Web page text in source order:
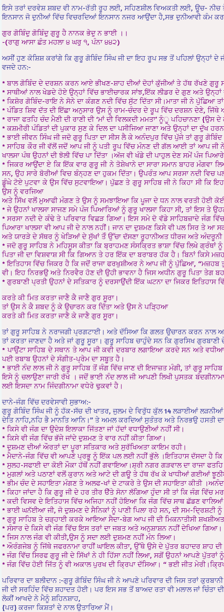
ਇਸੇ ਤਰਾਂ ਦਰਵੇਸ਼ ਸ਼ਬਦ ਵੀ ਨਾਮ-ਰੱਤੀ ਰੂਹ ਲਈ, ਸਹਿਣਸ਼ੀਲ ਵਿਅਕਤੀ ਲਈ, ਊਚ-
ਇਨਸਾਨ ਜੋ ਦੁਨੀਆਂ ਵਿੱਚ ਵਿਚਰਦਿਆਂ ਇਨਸਾਨ ਨਜਰ ਆਉਂਦਾ ਹੈ,ਸਭ ਦੁਨੀਆਵੀ ਕੰਮ
ਗੁਰ ਗੋਬਿੰਦੁ ਗੋਬਿੰਦੁ ਗੁਰੂ ਹੈ ਨਾਨਕ ਭੇਦੁ ਨ ਭਾਈ ।।
-(ਰਾਗੁ ਆਸਾ ਛੰਤ ਮਹਲਾ ੪ ਘਰੁ ੧, ਪੰਨਾ ੪੪੨)
ਅਸੀਂ ਹੁਣ ਕੋਸ਼ਿਸ਼ ਕਰਾਂਗੇ ਕਿ ਗੁਰੂ ਗੋਬਿੰਦ ਸਿੰਘ ਜੀ ਦਾ ਇਹ ਰੂਪ ਸਭ ਤੋਂ ਪਹਿਲਾਂ ਉਨ੍ਹਾਂ ਦੇ
ਵਜਦੇ ਹਨ:-
* ਬਾਲ ਗੋਬਿੰਦ ਦੇ ਦਰਸ਼ਨ ਕਰਨ ਆਏ ਭੀਖਣ-ਸ਼ਾਹ ਦੀਆਂ ਦੋਹਾਂ ਕੁੱਜੀਆਂ ਤੇ ਹੱਥ ਰੱਖਣੇ ਗੁਰੂ
* ਸਾਥੀਆਂ ਨਾਲ ਖੇਡਦੇ ਹੋਏ ਉਨ੍ਹਾਂ ਵਿੱਚ ਭਾਈਚਾਰਕ ਸਾਂਝ,ਇੱਕ ਲੀਡਰ ਦੇ ਗੁਣ ਅਤੇ ਉਨ੍ਹਾਂ
* ਕਿਸ਼ੋਰ ਗੋਬਿੰਦ-ਰਾਇ ਨੇ ਸੋਨੇ ਦਾ ਕੰਗਣ ਨਦੀ ਵਿੱਚ ਸੁੱਟ ਦਿੱਤਾ ਸੀ।ਮਾਤਾ ਜੀ ਨੇ
* ਪੰਡਿਤ ਸ਼ਿਵ ਦੱਤ ਦੀ ਇੱਛਾ ਅਨੁਸਾਰ ਉਸ ਨੂੰ ਰਾਮ-ਚੰਦਰ ਦੇ ਰੂਪ ਵਿੱਚ ਦਰਸ਼ਨ ਦੇਣੇ, ਜਿੱਥੇ
* ਰਾਜਾ ਫਤਹਿ ਚੰਦ ਮੈਣੀ ਦੀ ਰਾਣੀ ਦੀ ‘ਮਾਂ ਦੀ ਵਿਲਕਦੀ ਮਮਤਾ’ ਨੂੰੂ ਪਹਿਚਾਨਣਾ
* ਕਸ਼ਮੀਰੀ ਪੰਡਿਤਾਂ ਦੀ ਪੁਕਾਰ ਸੁਣ ਕੇ ਦਿਲ ਦਾ ਪਸੀਜਿਆ ਜਾਣਾ ਅਤੇ ਉਨ੍ਹਾਂ ਦਾ ਦੁੱਖ
* ਭਾਈ ਜੀਵਨ ਸਿੰਘ ਜੀ ਜਦੋ ਗੁਰੂ ਪਿਤਾ ਦਾ ਸੀਸ ਲੈ ਕੇ ਅਨੰਦਪੁਰ ਵਿੱਚ ਪੁੱਜੇ ਤਾਂ ਗੁਰੂ
* ਸਾਹਿਬ ਕੌਰ ਜੀ ਵੱਲੋਂ ਜਦੋਂ ਆਪ ਜੀ ਨੂੰ ਪਤੀ ਰੂਪ ਵਿੱਚ ਮੰਨਣ ਦੀ ਗੱਲ ਆਈ ਤਾਂ ਆਪ
ਖਾਲਸਾ ਪੰਥ ਉਹਨਾਂ ਦੀ ਝੋਲੀ ਵਿੱਚ ਪਾ ਦਿੱਤਾ ।ਅੱਜ ਵੀ ਖੰਡੇ ਦੀ ਪਾਹੁਲ ਦੇਣ ਸਮੇਂ ਪੰਜ
* ਜਿਕਰ ਆਉਂਦਾ ਏ ਕਿ ਇੱਕ ਵਾਰ ਗੁਰੂ ਜੀ ਨੇ ਤੋਸ਼ੇਖਾਨੇ ਦਾ ਸਾਰਾ ਸਮਾਨ ਬਾਹਰ
ਸਨ, ਉਹ ਸਾਰੇ ਬੋਰੀਆਂ ਵਿਚ ਬੰਨ੍ਹਣ ਦਾ ਹੁਕਮ ਦਿੱਤਾ। ਉਪਰੰਤ ਆਪ ਸਰਸਾ ਨਦੀ ਵਿਚ
ਡੂੰਘੇ ਟੋਏ ਪੁਟਵਾ ਕੇ ਉਸ ਵਿੱਚ ਸੁਟਵਾਇਆ। ਪੁੱਛਣ ਤੇ ਗੁਰੂ ਸਾਹਿਬ ਜੀ ਨੇ ਕਿਹਾ ਸੀ ਕਿ
ਉਸ ਨੂੰ ਵਰਜਿਆ
ਅਤੇ ਸਿੱਖ ਵਲੋਂ ਮੁਆਫੀ ਮੰਗਣ ਤੇ ਉਸ ਨੂੰ ਸਮਝਾਇਆ ਕਿ ਪੂਜਾ ਦੇ ਧਨ ਨਾਲ ਵਰਤੀ ਹੋਈ ਕੋਈ
* ਜੇ ਉਹਨਾਂ ਖਾਲਸਾ ਸਾਜਣ ਸਮੇ ਪੰਜ ਪਿਆਰਿਆਂ ਨੂੰ ਗੁਰੂ ਖਾਲਸਾ ਕਿਹਾ ਸੀ, ਤਾਂ ਇਸ ਤੇ
* ਸਰਸਾ ਨਦੀ ਦੇ ਕੰਢੇ ਤੇ ਪਰਿਵਾਰ ਵਿਛੜ ਗਿਆ। ਇਸ ਸਮੇ ਦੋ ਵੱਡੇ ਸਾਹਿਬਜ਼ਾਦੇ ਜੰਗ
ਪਿਆਰਾ ਖਾਲਸਾ ਵੀ ਆਪ ਜੀ ਦੇ ਨਾਲ ਨਹੀਂ। ਜਾਨ ਦਾ ਦੁਸ਼ਮਣ ਕਿਸੇ ਵੀ ਪਲ ਸਿਰ ਤੇ ਆ
ਅਤੇ ਯਾਰੜੇ ਦੇ ਸੱਥਰ ਨੂੰ ਖੇੜਿਆਂ ਦੇ ਸੁੱਖਾਂ ਤੋੰ ਉੱਚਾ ਦੱਸਣਾ ਰੂਹਾਨੀਅਤ ਧੀਰਜ ਅਤੇ ਅੰਦਰੂਨੀ
* ਜਦੋ ਗੁਰੂ ਸਾਹਿਬ ਨੇ ਮਹਿਸੂਸ ਕੀਤਾ ਕਿ ਬ੍ਰਾਹਮਣ ਸੰਸਕ੍ਰਿਤ ਭਾਸ਼ਾ ਵਿੱਚ ਲਿਖੇ
ਪਿਤਾ ਜੀ ਦਾ ਵਿਸ਼ਵਾਸ਼ ਸੀ ਕਿ ਗਿਆਨ ਤੇ ਹਰ ਇੱਕ ਦਾ ਬਰਾਬਰ ਹੱਕ ਹੈ। ਬਿਨਾਂ
* ਇਤਿਹਾਸ ਵਿੱਚ ਜਿਕਰ ਹੈ ਕਿ ਜਦੋਂ ਰਾਜਾ ਫਰਖੁਸ਼ੀਅਰ ਨੇ ਆਪ ਜੀ ਨੂੰ ਪੁੱਛਿਆ, “ਮਜ਼ਹਬ
ਵੀ। ਇਹ ਨਿਰਭਉ ਅਤੇ ਨਿਰਵੈਰ ਹੋਣ ਦੀ ਉਹੀ ਭਾਵਨਾ ਹੈ ਜਿਸ ਅਧੀਨ ਗੁਰੂ ਪਿਤਾ ਤੇਗ
* ਗੁਰਬਾਣੀ ਪ੍ਰਤੀ ਉਹਨਾਂ ਦੇ ਸਤਿਕਾਰ ਨੂੰ ਦਰਸਾਉਂਦੀ ਇੱਕ ਘਟਨਾ ਦਾ ਜਿਕਰ
ਕਰਤੇ ਕੀ ਮਿਤ ਕਰਤਾ ਜਾਣੈ ਕੈ ਜਾਣੈ ਗੁਰ ਸੂਰਾ।
ਤਾਂ ਉਸ ਨੇ ਕੈ ਸ਼ਬਦ ਨੂੰ ਕੇ ਉਚਾਰਨ ਕਰ ਦਿੱਤਾ ਅਤੇ ਉਸ ਨੇ ਪੜ੍ਹਿਆ
ਕਰਤੇ ਕੀ ਮਿਤ ਕਰਤਾ ਜਾਣੈ ਕੇ ਜਾਣੈ ਗੁਰ ਸੂਰਾ।
ਤਾਂ ਗੁਰੂ ਸਾਹਿਬ ਨੇ ਨਰਾਜਗੀ ਪ੍ਰਗਟਾਈ। ਅਤੇ ਦੱਸਿਆ ਕਿ ਗਲਤ ਉਚਾਰਨ ਕਰਨ ਨਾਲ
ਤਾਂ ਕਰਤਾ ਜਾਣਦਾ ਹੈ ਅਤੇ ਜਾਂ ਗੁਰੂ ਸੂਰਾ। ਗੁਰੂ ਸਾਹਿਬ ਚਾਹੁੰਦੇ ਸਨ ਕਿ ਗੁਰਸਿਖ
* ਪਾਉਂਟਾ ਸਾਹਿਬ ਦੇ ਸਥਾਨ ਤੇ ਆਪ ਜੀ ਕਵੀ ਦਰਬਾਰ ਲਗਾਇਆ ਕਰਦੇ ਸਨ ਅਤੇ
ਪਈ ਰਬਾਬ ਉਹਨਾਂ ਦੇ ਸੰਗੀਤ-ਪ੍ਰੇਮ ਦਾ ਸਬੂਤ ਹੈ।
* ਭਾਈ ਨੰਦ ਲਾਲ ਜੀ ਨੇ ਗੁਰੂ ਸਾਹਿਬ ਤੋਂ ਜੰਗ ਵਿੱਚ ਜਾਣ ਦੀ ਇਜਾਜ਼ਤ ਮੰਗੀ, ਤਾਂ ਗੁਰੂ
ਇਸੇ ਨੂੰ ਚਲਾਉਣਾ ਜਾਰੀ ਰੱਖੋ । ਜਦੋਂ ਭਾਈ ਨੰਦ ਲਾਲ ਜੀ ਆਪਣੀ ਲਿਖੀ ਪੁਸਤਕ
ਲਈ ਇਸਦਾ ਨਾਮ ਜਿੰਦਗੀਨਾਮਾ ਵਧੇਰੇ ਢੁਕਵਾਂ ਹੈ।
ਦਾਨੇ-ਜੰਗ ਵਿੱਚ ਦਰਵੇਸਾਵੀ ਸੁਭਾਅ:-
ਗੁਰੂ ਗੋਬਿੰਦ ਸਿੰਘ ਜੀ ਨੂੰ ਹੱਕ-ਸੱਚ ਦੀ ਖਾਤਰ, ਜੁਲਮ ਦੇ ਵਿਰੁੱਧ ਕੁੱਲ 14 ਲੜਾਈਆਂ
ਦੇਤਿ ਨਾਹਿ,ਨਹਿ ਭੈ ਮਾਨਤਿ ਆਨਿ।” ਤੇ ਅਮਲ ਕਰਦਿਆਂ ਸੁਤੰਤਰ ਅਤੇ ਨਿਰਭਉ ਹਸਤੀ
* ਕਿਸੇ ਵੀ ਜੰਗ ਦਾ ਉਦੇਸ਼ ਇਲਾਕਾ ਜਿੱਤਣਾ ਜਾਂ ਹੱਦਾਂ ਵਧਾਉਣੀਆਂ ਨਹੀਂ ਸੀ।
* ਕਿਸੇ ਵੀ ਜੰਗ ਵਿੱਚ ਭੱਜੇ ਜਾਂਦੇ ਦੁਸ਼ਮਣ ਤੇ ਵਾਰ ਨਹੀਂ ਕੀਤਾ ਗਿਆ।
* ਦੁਸ਼ਮਣ ਦੀਆਂ ਔਰਤਾਂ ਦਾ ਪੂਰਾ ਸਤਿਕਾਰ ਅਤੇ ਸੁਰੱਖਿਅਤਾ ਕਾਇਮ ਰਹੀ।
* ਮੈਦਾਨੇ-ਜੰਗ ਵਿੱਚ ਵੀ ਆਪਣੇ ਪ੍ਰਭੂ ਨੂੰ ਇੱਕ ਪਲ ਲਈ ਨਹੀਂ ਭੁੱਲੇ ।ਇਤਿਹਾਸ ਦੱਸਦਾ ਹੈ ਕਿ
* ਸੁਲਹ-ਸਫਾਈ ਦਾ ਕੋਈ ਮੌਕਾ ਹੱਥੋਂ ਨਹੀਂ ਗਵਾਇਆ।ਸ਼੍ਰੀ ਨਗਰ ਗੜਵਾਲ ਦਾ ਰਾਜਾ
* ਮੁਗਲਾਂ ਅਤੇ ਪਠਾਣਾਂ ਵਲੋਂ ਕੁਰਾਨ ਅਤੇ ਆਟੇ ਦੀ ਗਊ ਤੇ ਹੱਥ ਰੱਖ ਕੇ ਖਾਧੀਆਂ ਗਈਆਂ
* ਭੀਮ ਚੰਦ ਦੇ ਸਹਾਇਤਾ ਮੰਗਣ ਤੇ ਅਲਫ-ਖਾਂ ਦੇ ਟਾਕਰੇ ਤੇ ਉਸ ਦੀ ਸਹਾਇਤਾ ਕੀਤੀ
* ਕਿਹਾ ਜਾਂਦਾ ਹੈ ਕਿ ਗੁਰੂ ਜੀ ਦੇ ਹਰ ਤੀਰ ੳੱਤੇ ਸੋਨਾ ਲੱਗਿਆ ਹੁੰਦਾ ਸੀ ਤਾਂ ਕਿ ਜੰਗ ਵਿੱਚ
* ਕਦੀ ਵਿਸਵ ਦੇ ਇਤਿਹਾਸ ਵਿੱਚ ਅਜਿਹਾ ਨਹੀਂ ਹੋਇਆ ਕਿ ਜੰਗ ਵਿੱਚ ਸਾਥ ਛੱਡਣ
* ਭਾਈ ਘਨੱਈਆ ਜੀ, ਜੋ ਦੁਸ਼ਮਣ ਦੇ ਸੈਨਿਕਾਂ ਨੂੰ ਪਾਣੀ ਪਿਲਾ ਰਹੇ ਸਨ, ਦੀ ਸਮ-ਦ੍ਰਿਸ਼ਟੀ ਨੂੰ
* ਗੁਰੂ ਸਾਹਿਬ ਤੇ ਚੜ੍ਹਾਈ ਕਰਕੇ ਆਇਆ ਸੈਦਾ-ਬੇਗ ਆਪ ਜੀ ਦੀ ਮਿਕਨਾਤੀਸੀ
* ਸੰਸਾਰ ਦੇ ਕਿਸੇ ਵੀ ਜੰਗ ਵਿੱਚ ਇਸ ਤਰਾਂ ਦਾ ਜਬਤ ਅਤੇ ਅਨੁਸ਼ਾਸ਼ਨ ਨਹੀਂ ਦੇਖਿਆ ਗਿਆ।
* ਜਿਸ ਨਾਲ ਜੰਗ ਵੀ ਕੀਤੀ,ਉਸ ਨੂੰ ਸਦਾ ਲਈ ਦੁਸ਼ਮਣ ਨਹੀਂ ਮੰਨ ਲਿਆ।
* ਔਰੰਗਜੇਬ ਨੂੰ ਜਿੱਥੇ ਜਫਰਨਾਮਾ ਰਾਹੀਂ ਘਾਇਲ ਕੀਤਾ, ਉੱਥੇ ਉਸੇ ਦੇ ਪੁੱਤਰ ਬਹਾਦਰ ਸ਼ਾਹ ਦੀ
* ਜੰਗ ਵਿੱਚ ਸਿਰਫ ਗੁਰੂ ਜੀ ਦੇ ਸਿੱਖਾਂ ਨੇ ਹੀ ਹਿੱਸਾ ਨਹੀਂ ਲਿਆ, ਸਗੋਂ ਉਹਨਾਂ ਆਪਣੇ
* ਜੰਗ ਵਿੱਚ ਹੋਈ ਜਿੱਤ ਨੂੰ ਵੀ ਅਕਾਲ ਪੁਰਖ ਦੀ ਕ੍ਰਿਪਾ ਦੱਸਿਆ। “ ਭਈ ਜੀਤ
ਪਰਿਵਾਰ ਦਾ ਬਲੀਦਾਨ :-ਗੁਰੂ ਗੋਬਿੰਦ ਸਿੰਘ ਜੀ ਨੇ ਆਪਣੇ ਪਰਿਵਾਰ ਦੀ ਜਿਸ ਤਰਾਂ
ਜੀ ਦੀ ਸਰਹਿੰਦ ਵਿੱਚ ਸ਼ਹਾਦਤ ਹੋਈ। ਪਰ ਇਸ ਸਭ ਤੋਂ ਬਾਅਦ ਰਤਾ ਵੀ ਮਲਾਲ ਜਾਂ
ਲੋਕੀਂ ਆਖਦੇ ਨੇ ਮੈਨੂੰ ਸ਼ਹਿਨਸ਼ਾਹ,
{ਪਰ} ਕਰਜਾ ਕਿਸ਼ਤਾਂ ਦੇ ਨਾਲ ਉਤਾਰਿਆ ਮੈਂ।